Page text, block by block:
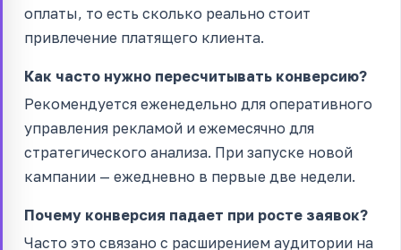
оплаты, то есть сколько реально стоит
привлечение платящего клиента.
Как часто нужно пересчитывать конверсию?
Рекомендуется еженедельно для оперативного
управления рекламой и ежемесячно для
стратегического анализа. При запуске новой
кампании — ежедневно в первые две недели.
Почему конверсия падает при росте заявок?
Часто это связано с расширением аудитории на